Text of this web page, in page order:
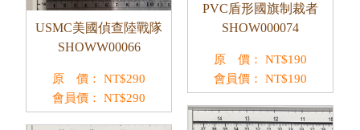
PVC盾形國旗制裁者
SHOW000074
原 價： NT$190
會員價：
NT$190
USMC美國偵查陸戰隊
SHOWW00066
原 價： NT$290
會員價：
NT$290